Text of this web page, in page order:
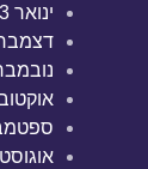
ינואר 2023
דצמבר
נובמבר
אוקטובר
ספטמבר
אוגוסט 2022